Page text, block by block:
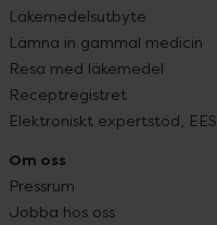
Läkemedelsutbyte
Lämna in gammal medicin
Resa med läkemedel
Receptregistret
Elektroniskt expertstöd, EES
Om oss
Pressrum
Jobba hos oss